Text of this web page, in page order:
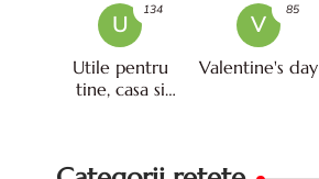
U
Utile pentru
tine, casa si
134
V
Valentine's day
85